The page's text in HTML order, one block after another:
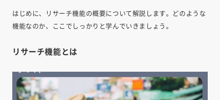
はじめに、リサーチ機能の概要について解説します。どのような
機能なのか、ここでしっかりと学んでいきましょう。
リサーチ機能とは